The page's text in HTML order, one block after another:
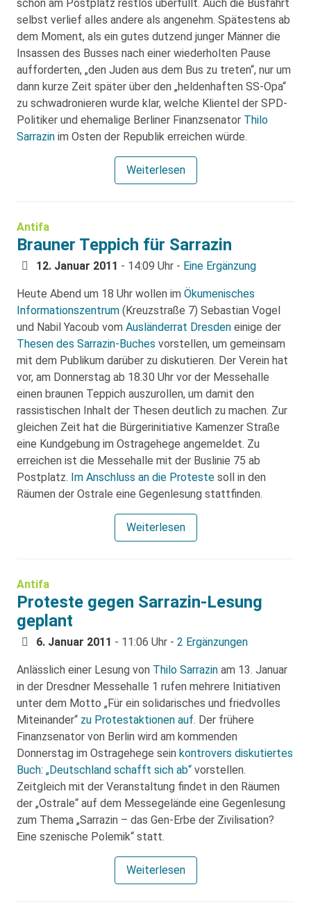
schon am Postplatz restlos überfüllt. Auch die Busfahrt
selbst verlief alles andere als angenehm. Spätestens ab
dem Moment, als ein gutes dutzend junger Männer die
Insassen des Busses nach einer wiederholten Pause
aufforderten, „den Juden aus dem Bus zu treten“, nur um
dann kurze Zeit später über den „heldenhaften SS-Opa“
zu schwadronieren wurde klar, welche Klientel der SPD-
Politiker und ehemalige Berliner Finanzsenator Thilo
Sarrazin im Osten der Republik erreichen würde.
Weiterlesen
Antifa
Brauner Teppich für Sarrazin
12. Januar 2011 - 14:09 Uhr - Eine Ergänzung
Heute Abend um 18 Uhr wollen im Ökumenisches
Informationszentrum (Kreuzstraße 7) Sebastian Vogel
und Nabil Yacoub vom Ausländerrat Dresden einige der
Thesen des Sarrazin-Buches vorstellen, um gemeinsam
mit dem Publikum darüber zu diskutieren. Der Verein hat
vor, am Donnerstag ab 18.30 Uhr vor der Messehalle
einen braunen Teppich auszurollen, um damit den
rassistischen Inhalt der Thesen deutlich zu machen. Zur
gleichen Zeit hat die Bürgerinitiative Kamenzer Straße
eine Kundgebung im Ostragehege angemeldet. Zu
erreichen ist die Messehalle mit der Buslinie 75 ab
Postplatz. Im Anschluss an die Proteste soll in den
Räumen der Ostrale eine Gegenlesung stattfinden.
Weiterlesen
Antifa
Proteste gegen Sarrazin-Lesung
geplant
6. Januar 2011 - 11:06 Uhr - 2 Ergänzungen
Anlässlich einer Lesung von Thilo Sarrazin am 13. Januar
in der Dresdner Messehalle 1 rufen mehrere Initiativen
unter dem Motto „Für ein solidarisches und friedvolles
Miteinander“ zu Protestaktionen auf. Der frühere
Finanzsenator von Berlin wird am kommenden
Donnerstag im Ostragehege sein kontrovers diskutiertes
Buch: „Deutschland schafft sich ab“ vorstellen.
Zeitgleich mit der Veranstaltung findet in den Räumen
der „Ostrale“ auf dem Messegelände eine Gegenlesung
zum Thema „Sarrazin – das Gen-Erbe der Zivilisation?
Eine szenische Polemik“ statt.
Weiterlesen